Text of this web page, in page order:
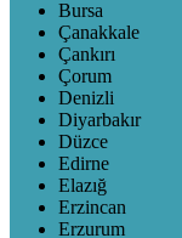
Bursa
Çanakkale
Çankırı
Çorum
Denizli
Diyarbakır
Düzce
Edirne
Elazığ
Erzincan
Erzurum